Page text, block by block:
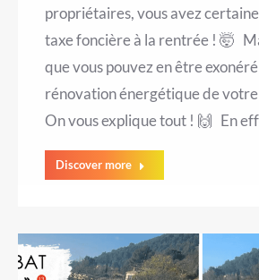
propriétaires, vous avez
taxe foncière à la rentrée ! 🤯
que vous pouvez en être
rénovation énergétique de votre
On vous explique tout ! 🙌 En
Discover more